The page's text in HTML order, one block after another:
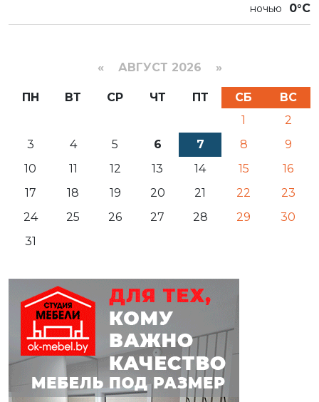
0°C
« АВГУСТ 2026 »
ПН ВТ СР ЧТ ПТ СБ
ВС
1
2
3
4 5 6 7 8
9
10
11 12 13 14 15
16
17
18 19 20 21 22
23
24
25 26 27 28 29
30
31